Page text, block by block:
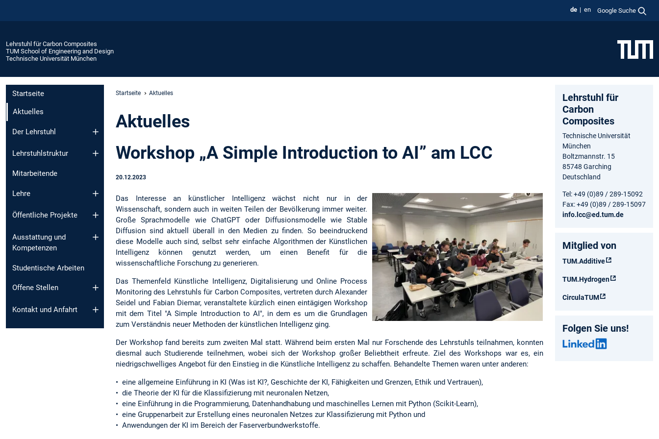
de en Google Suche
Lehrstuhl für Carbon Composites
TUM School of Engineering and Design
Technische Universität München
Startseite
Aktuelles
Der Lehrstuhl
Lehrstuhlstruktur
Mitarbeitende
Lehre
Öffentliche Projekte
Ausstattung und
Kompetenzen
Studentische Arbeiten
Offene Stellen
Kontakt und Anfahrt
Startseite Aktuelles
Aktuelles
Workshop „A Simple Introduction to AI” am LCC
20.12.2023
Das Interesse an künstlicher Intelligenz wächst nicht nur in der
Wissenschaft, sondern auch in weiten Teilen der Bevölkerung immer weiter.
Große Sprachmodelle wie ChatGPT oder Diffusionsmodelle wie Stable
Diffusion sind aktuell überall in den Medien zu finden. So beeindruckend
diese Modelle auch sind, selbst sehr einfache Algorithmen der Künstlichen
Intelligenz können genutzt werden, um einen Benefit für die
wissenschaftliche Forschung zu generieren.
Das Themenfeld Künstliche Intelligenz, Digitalisierung und Online Process
Monitoring des Lehrstuhls für Carbon Composites, vertreten durch Alexander
Seidel und Fabian Diemar, veranstaltete kürzlich einen eintägigen Workshop
mit dem Titel "A Simple Introduction to AI", in dem es um die Grundlagen
zum Verständnis neuer Methoden der künstlichen Intelligenz ging.
Der Workshop fand bereits zum zweiten Mal statt. Während beim ersten Mal nur Forschende des Lehrstuhls teilnahmen, konnten
diesmal auch Studierende teilnehmen, wobei sich der Workshop großer Beliebtheit erfreute. Ziel des Workshops war es, ein
niedrigschwelliges Angebot für den Einstieg in die Künstliche Intelligenz zu schaffen. Behandelte Themen waren unter anderen:
• eine allgemeine Einführung in KI (Was ist KI?, Geschichte der KI, Fähigkeiten und Grenzen, Ethik und Vertrauen),
• die Theorie der KI für die Klassifizierung mit neuronalen Netzen,
• eine Einführung in die Programmierung, Datenhandhabung und maschinelles Lernen mit Python (Scikit-Learn),
• eine Gruppenarbeit zur Erstellung eines neuronalen Netzes zur Klassifizierung mit Python und
• Anwendungen der KI im Bereich der Faserverbundwerkstoffe.
Lehrstuhl für
Carbon
Composites
Technische Universität
München
Boltzmannstr. 15
85748 Garching
Deutschland
Tel: +49 (0)89 / 289-15092
Fax: +49 (0)89 / 289-15097
info.lcc@ed.tum.de
Mitglied von
TUM.Additive
TUM.Hydrogen
CirculaTUM
Folgen Sie uns!